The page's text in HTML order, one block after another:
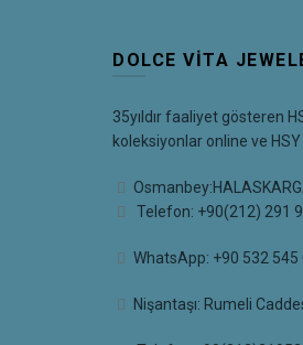
DOLCE VITA
35yıldır faaliyet gösteren
koleksiyonlar online ve
Telefon: +90(212) 291
WhatsApp: +90 532 545
Nişantaşı: Rumeli